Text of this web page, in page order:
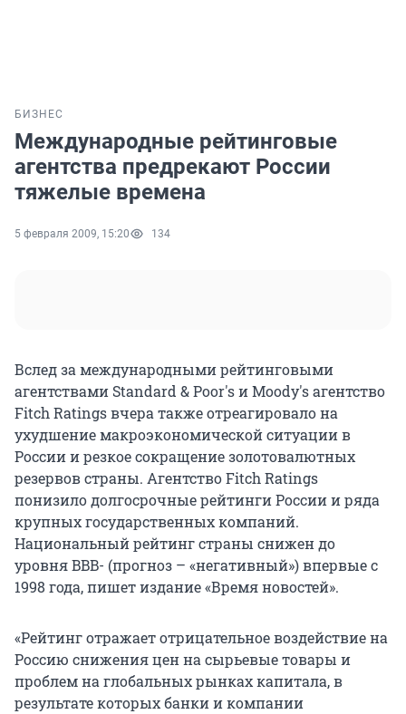
БИЗНЕС
Международные рейтинговые
агентства предрекают России
тяжелые времена
5 февраля 2009, 15:20 134
Вслед за международными рейтинговыми
агентствами Standard & Poor's и Moody's агентство
Fitch Ratings вчера также отреагировало на
ухудшение макроэкономической ситуации в
России и резкое сокращение золотовалютных
резервов страны. Агентство Fitch Ratings
понизило долгосрочные рейтинги России и ряда
крупных государственных компаний.
Национальный рейтинг страны снижен до
уровня BBB- (прогноз – «негативный») впервые с
1998 года, пишет издание «Время новостей».
«Рейтинг отражает отрицательное воздействие на
Россию снижения цен на сырьевые товары и
проблем на глобальных рынках капитала, в
результате которых банки и компании